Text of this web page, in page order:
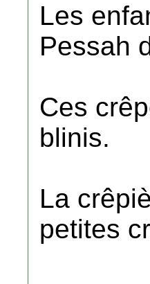
Les
Pessah
Ces
blinis.
La
petites